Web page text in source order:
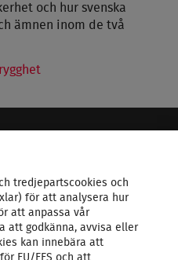
och hur svenska
ämnen inom de två
tredjepartscookies och
för att analysera hur
att anpassa vår
att godkänna, avvisa eller
kan innebära att
EU/EES och att